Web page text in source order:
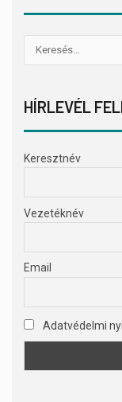
HÍRLEVÉL
Keresztnév
Vezetéknév
Email
Adatvédelmi